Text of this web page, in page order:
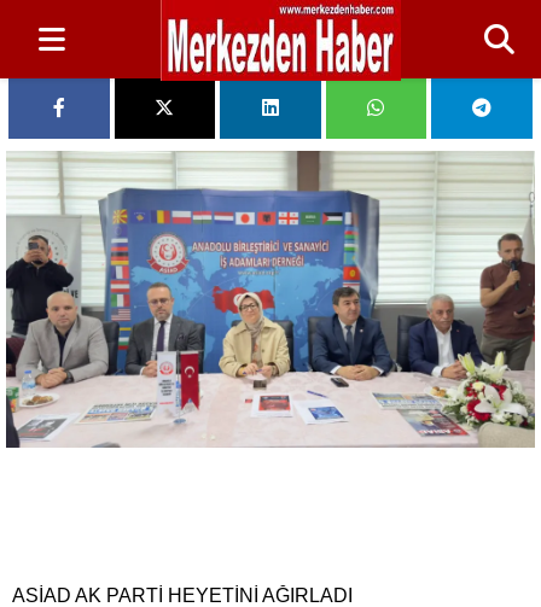
ASİAD AK PARTİ HEYETİNİ AĞIRLADI